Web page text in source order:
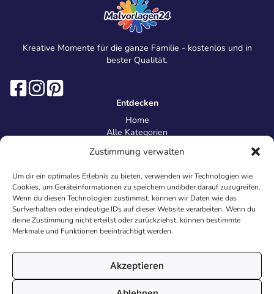
Zustimmung verwalten
Um dir ein optimales Erlebnis zu bieten, verwenden wir Technologien wie
Cookies, um Geräteinformationen zu speichern und/oder darauf zuzugreifen.
Wenn du diesen Technologien zustimmst, können wir Daten wie das
Surfverhalten oder eindeutige IDs auf dieser Website verarbeiten. Wenn du
deine Zustimmung nicht erteilst oder zurückziehst, können bestimmte
Merkmale und Funktionen beeinträchtigt werden.
Akzeptieren
Kreative Momente für die ganze Familie - kostenlos und in
bester Qualität.
Entdecken
Home
Alle Kategorien
Information
Über uns
Kontakt
Inhaltsrichtlinien
Recht & Datenschutz
Impressum
AGB
Cookies